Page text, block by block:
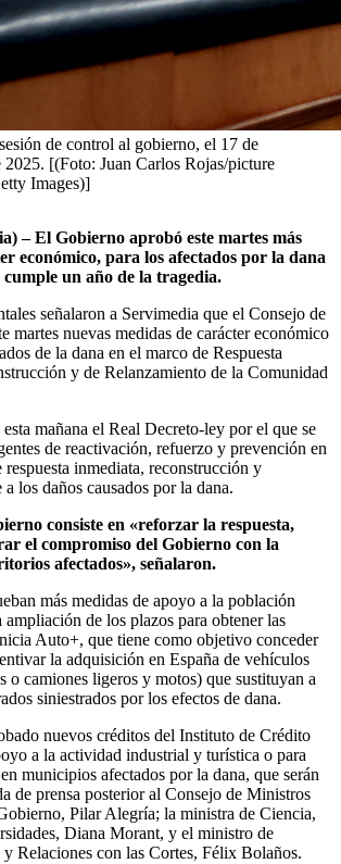
de control al gobierno, el 17 de
2025. [(Foto: Juan Carlos Rojas/picture
Images)]
– El Gobierno aprobó este martes más
económico, para los afectados por la dana
cumple un año de la tragedia.
señalaron a Servimedia que el Consejo de
martes nuevas medidas de carácter económico
de la dana en el marco de Respuesta
y de Relanzamiento de la Comunidad
mañana el Real Decreto-ley por el que se
de reactivación, refuerzo y prevención en
inmediata, reconstrucción y
los daños causados por la dana.
consiste en «reforzar la respuesta,
el compromiso del Gobierno con la
afectados», señalaron.
más medidas de apoyo a la población
ampliación de los plazos para obtener las
Auto+, que tiene como objetivo conceder
la adquisición en España de vehículos
o camiones ligeros y motos) que sustituyan a
siniestrados por los efectos de dana.
nuevos créditos del Instituto de Crédito
a la actividad industrial y turística o para
municipios afectados por la dana, que serán
de prensa posterior al Consejo de Ministros
Pilar Alegría; la ministra de Ciencia,
Diana Morant, y el ministro de
y Relaciones con las Cortes, Félix Bolaños.